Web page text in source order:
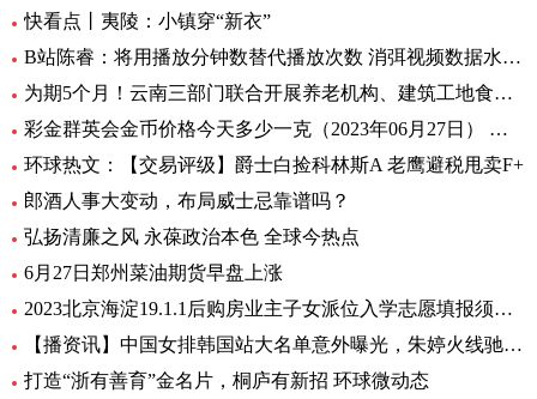
快看点丨夷陵：小镇穿“新衣”
B站陈睿：将用播放分钟数替代播放次数 消弭视频数据水分|通讯
为期5个月！云南三部门联合开展养老机构、建筑工地食堂食品安全专项检查 天天热讯
彩金群英会金币价格今天多少一克（2023年06月27日） 最新
环球热文：【交易评级】爵士白捡科林斯A 老鹰避税甩卖F+
郎酒人事大变动，布局威士忌靠谱吗？
弘扬清廉之风 永葆政治本色 全球今热点
6月27日郑州菜油期货早盘上涨
2023北京海淀19.1.1后购房业主子女派位入学志愿填报须知_今日热门
【播资讯】中国女排韩国站大名单意外曝光，朱婷火线驰援悬念揭晓，球迷沸腾
打造“浙有善育”金名片，桐庐有新招 环球微动态